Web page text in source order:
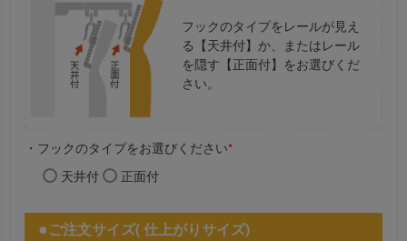
フックのタイプをレールが見え
る【天井付】か、またはレール
を隠す【正面付】をお選びくだ
さい。
・フックのタイプをお選びください*
天井付 正面付
ご注文サイズ( 仕上がりサイズ)